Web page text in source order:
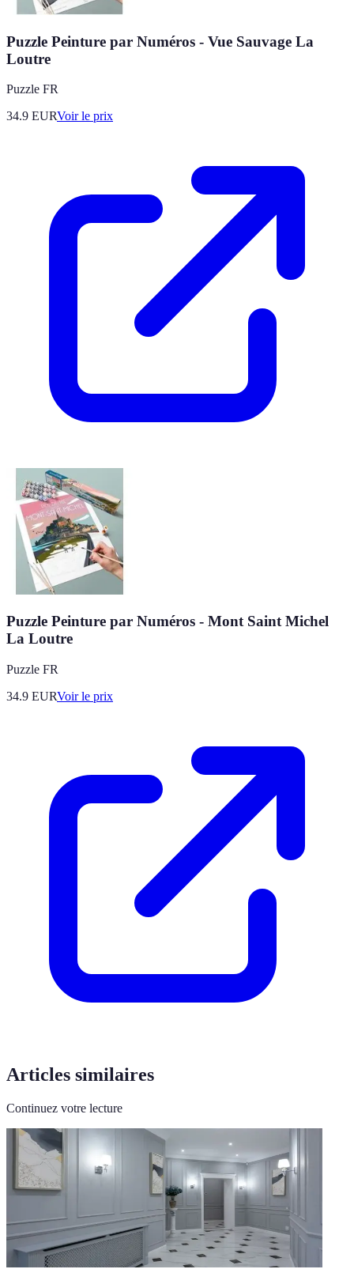
Puzzle Peinture par Numéros - Vue Sauvage La
Loutre
Puzzle FR
34.9 EURVoir le prix
Puzzle Peinture par Numéros - Mont Saint Michel
La Loutre
Puzzle FR
34.9 EURVoir le prix
Articles similaires
Continuez votre lecture